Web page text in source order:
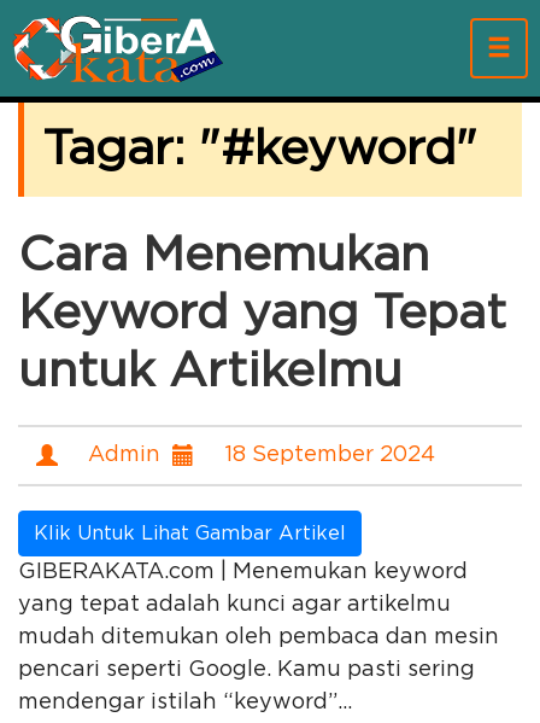
Tagar: " keyword "
Cara Menemukan
Keyword yang Tepat
untuk Artikelmu
Admin 18 September 2024
Klik Untuk Lihat Gambar Artikel
GIBERAKATA.com | Menemukan keyword
yang tepat adalah kunci agar artikelmu
mudah ditemukan oleh pembaca dan mesin
pencari seperti Google. Kamu pasti sering
mendengar istilah “keyword”...